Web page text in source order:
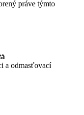
práve týmto
a odmasťovací